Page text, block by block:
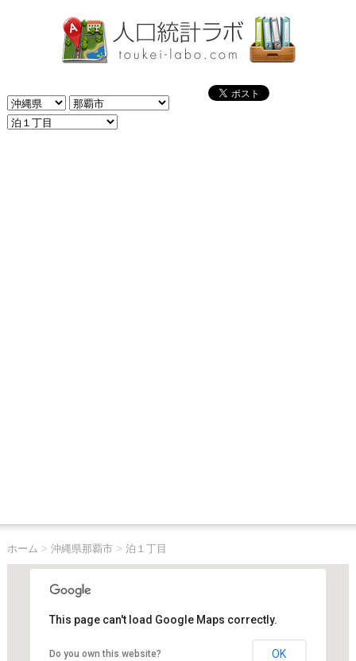
ホーム > 沖縄県那覇市> 泊１丁目
This page can't load Google Maps correctly.
Do you own this website? OK